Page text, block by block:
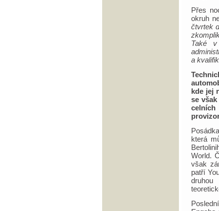
Přes
okruh
čtvrtek
Také
a
kde jej
se
která
World.
však
patří